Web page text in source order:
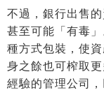
不過，銀行出售
甚至可能「有毒
種方式包裝，使
身之餘也可榨取
經驗的管理公司，